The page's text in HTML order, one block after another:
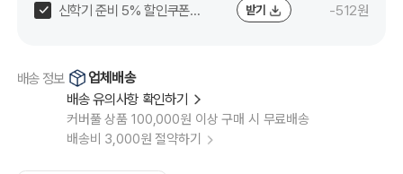
신학기 준비 5% 할인쿠폰
받기 -512원
배송 정보
업체배송
배송 유의사항 확인하기
커버풀 상품 100,000원 이상 구매 시 무료배송
배송비 3,000원 절약하기